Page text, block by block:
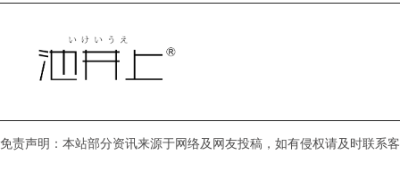
免责声明：本站部分资讯来源于网络及网友投稿，如有侵权请及时联系